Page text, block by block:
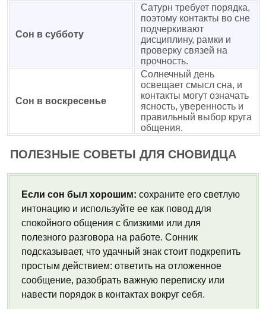
Сон в субботу
Сатурн требует порядка,
поэтому контакты во сне
подчеркивают
дисциплину, рамки и
проверку связей на
прочность.
Сон в воскресенье
Солнечный день
освещает смысл сна, и
контакты могут означать
ясность, уверенность и
правильный выбор круга
общения.
ПОЛЕЗНЫЕ СОВЕТЫ ДЛЯ СНОВИДЦА
Если сон был хорошим: сохраните его светлую
интонацию и используйте ее как повод для
спокойного общения с близкими или для
полезного разговора на работе. Сонник
подсказывает, что удачный знак стоит подкрепить
простым действием: ответить на отложенное
сообщение, разобрать важную переписку или
навести порядок в контактах вокруг себя.